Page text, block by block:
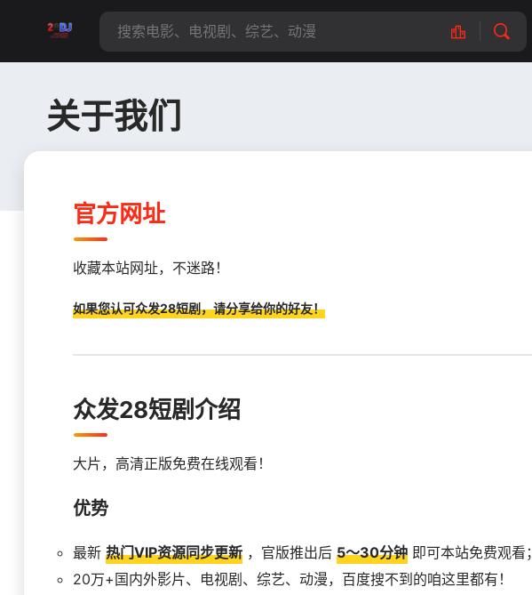
关于我们
官方网址
收藏本站网址，不迷路！
如果您认可众发28短剧，请分享给你的好友！
众发28短剧介绍
大片，高清正版免费在线观看！
优势
最新 热门VIP资源同步更新 ，官版推出后 5～30分钟 即可本站免费观看；
20万+国内外影片、电视剧、综艺、动漫，百度搜不到的咱这里都有！